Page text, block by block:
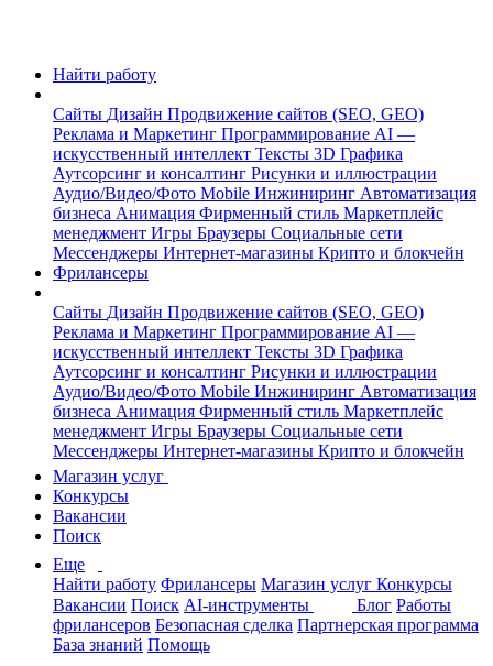
Найти работу
Сайты Дизайн Продвижение сайтов (SEO, GEO)
Реклама и Маркетинг Программирование AI —
искусственный интеллект Тексты 3D Графика
Аутсорсинг и консалтинг Рисунки и иллюстрации
Аудио/Видео/Фото Mobile Инжиниринг Автоматизация
бизнеса Анимация Фирменный стиль Маркетплейс
менеджмент Игры Браузеры Социальные сети
Мессенджеры Интернет-магазины Крипто и блокчейн
Фрилансеры
Сайты Дизайн Продвижение сайтов (SEO, GEO)
Реклама и Маркетинг Программирование AI —
искусственный интеллект Тексты 3D Графика
Аутсорсинг и консалтинг Рисунки и иллюстрации
Аудио/Видео/Фото Mobile Инжиниринг Автоматизация
бизнеса Анимация Фирменный стиль Маркетплейс
менеджмент Игры Браузеры Социальные сети
Мессенджеры Интернет-магазины Крипто и блокчейн
Магазин услуг
Конкурсы
Вакансии
Поиск
Еще
Найти работу Фрилансеры Магазин услуг Конкурсы
Вакансии Поиск AI-инструменты Блог Работы
фрилансеров Безопасная сделка Партнерская программа
База знаний Помощь